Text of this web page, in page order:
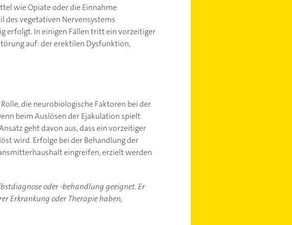
wie Opiate oder die Einnahme
des vegetativen Nervensystems
erfolgt. In einigen Fällen tritt ein vorzeitiger
auf: der erektilen Dysfunktion,
die neurobiologische Faktoren bei der
beim Auslösen der Ejakulation spielt
geht davon aus, dass ein vorzeitiger
wird. Erfolge bei der Behandlung der
eingreifen, erzielt werden
oder -behandlung geeignet. Er
Erkrankung oder Therapie haben,